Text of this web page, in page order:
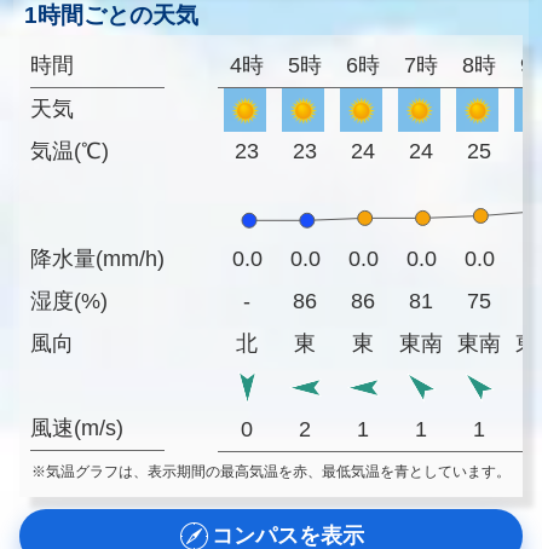
1時間ごとの天気
時間
天気
気温(℃)
降水量(mm/h)
湿度(%)
風向
風速(m/s)
4時 5時 6時 7時 8時 9
23 23 24 24 25
0.0 0.0 0.0 0.0 0.0
-
86 86 81 75
北
東 東 東南 東南 東
0 2 1 1 1
※気温グラフは、表示期間の最高気温を赤、最低気温を青としています。
コンパスを表示